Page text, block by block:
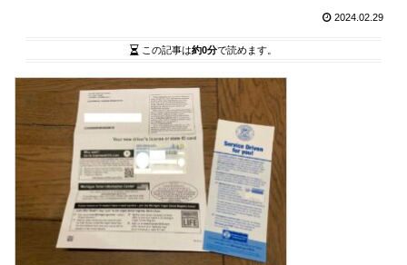
2024.02.29
この記事は約0分で読めます。